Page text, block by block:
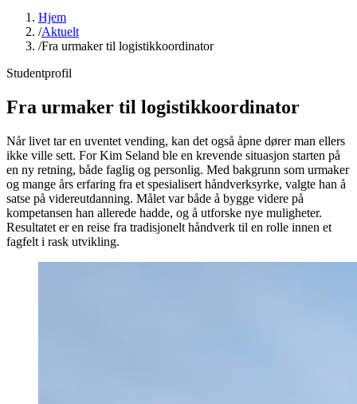
Hjem
/Aktuelt
/Fra urmaker til logistikkoordinator
Studentprofil
Fra urmaker til logistikkoordinator
Når livet tar en uventet vending, kan det også åpne dører man ellers
ikke ville sett. For Kim Seland ble en krevende situasjon starten på
en ny retning, både faglig og personlig. Med bakgrunn som urmaker
og mange års erfaring fra et spesialisert håndverksyrke, valgte han å
satse på videreutdanning. Målet var både å bygge videre på
kompetansen han allerede hadde, og å utforske nye muligheter.
Resultatet er en reise fra tradisjonelt håndverk til en rolle innen et
fagfelt i rask utvikling.